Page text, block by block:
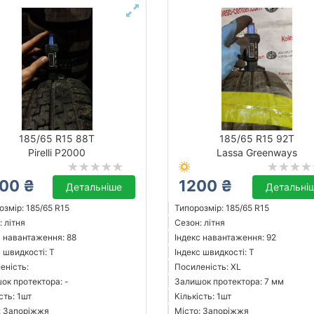
185/65 R15 88T
Pirelli P2000
₴ Детальніше
185/65 R15
навантаження: 88
швидкості: T
протектора: -
1шт
Запоріжжя
185/65 R15 92T
Lassa Greenways
1200 ₴
Типорозмір: 185/65 R15
Сезон: літня
Індекс навантаження: 92
Індекс швидкості: T
Посиленість: XL
Залишок протектора: 7 мм
Кількість: 1шт
Місто: Запоріжжя